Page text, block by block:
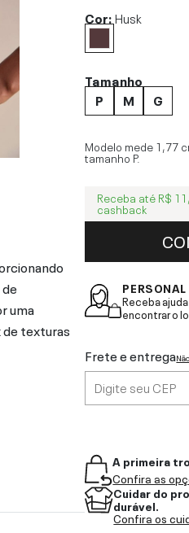
uma
de texturas
Cor:Husk
Tamanho
P
M G
Modelo mede 1,77
tamanho P.
Receba até R$
cashback
Receba
encontrar o
Frete e entrega
A primeira
Confira as
Cuidar do
durável.
Confira os